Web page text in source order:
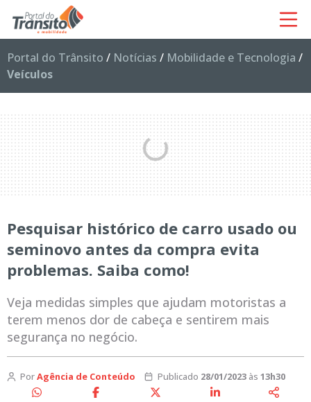
Portal do Trânsito / Notícias / Mobilidade e Tecnologia /
Veículos
Pesquisar histórico de carro usado ou
seminovo antes da compra evita
problemas. Saiba como!
Veja medidas simples que ajudam motoristas a
terem menos dor de cabeça e sentirem mais
segurança no negócio.
PorAgência de Conteúdo Publicado 28/01/2023às 13h30